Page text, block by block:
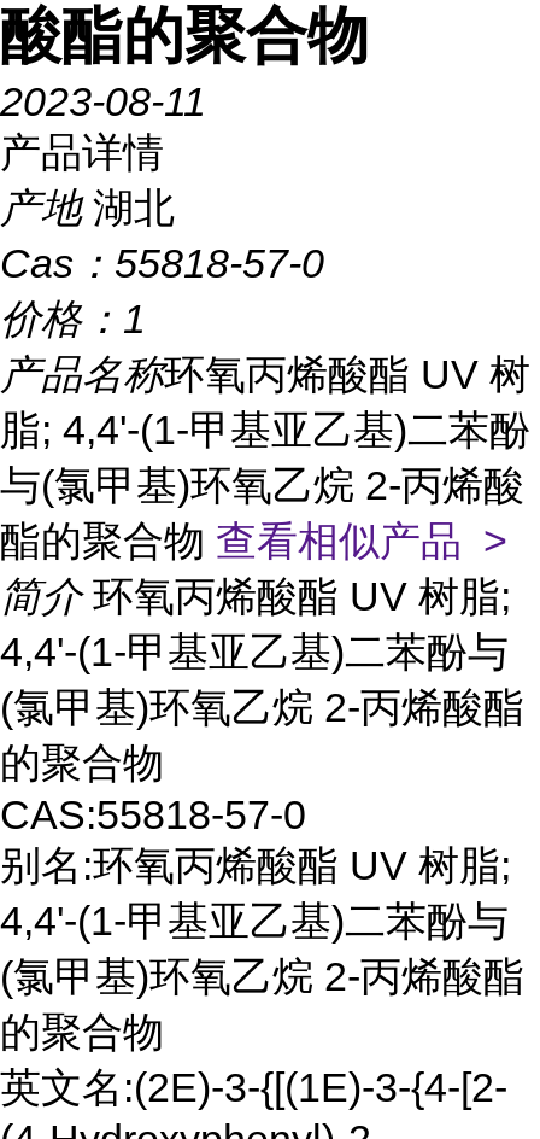
酸酯的聚合物
2023-08-11
产品详情
产地 湖北
Cas： 55818-57-0
价格： 1
产品名称环氧丙烯酸酯 UV 树
脂; 4,4'-(1-甲基亚乙基)二苯酚
与(氯甲基)环氧乙烷 2-丙烯酸
酯的聚合物 查看相似产品 >
简介 环氧丙烯酸酯 UV 树脂;
4,4'-(1-甲基亚乙基)二苯酚与
(氯甲基)环氧乙烷 2-丙烯酸酯
的聚合物
CAS:55818-57-0
别名:环氧丙烯酸酯 UV 树脂;
4,4'-(1-甲基亚乙基)二苯酚与
(氯甲基)环氧乙烷 2-丙烯酸酯
的聚合物
英文名:(2E)-3-{[(1E)-3-{4-[2-